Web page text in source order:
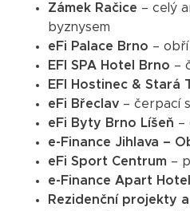
Zámek Račice – celý
byznysem
eFi Palace Brno –
EFI SPA Hotel Brno –
EFI Hostinec & Stará
eFi Břeclav – čerpací
eFi Byty Brno Líšeň –
e-Finance Jihlava –
eFi Sport Centrum –
e-Finance Apart
Rezidenční projekty